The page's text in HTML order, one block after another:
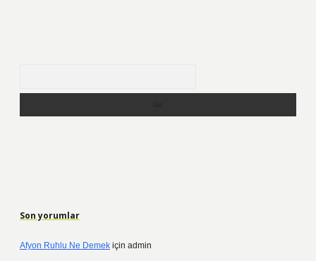
Son yorumlar
Afyon Ruhlu Ne Demek için admin